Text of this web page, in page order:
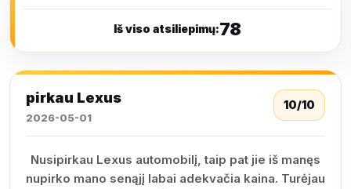
Iš viso atsiliepimų:78
pirkau Lexus
2026-05-01
10/10
Nusipirkau Lexus automobilį, taip pat jie iš manęs
nupirko mano senąjį labai adekvačia kaina. Turėjau